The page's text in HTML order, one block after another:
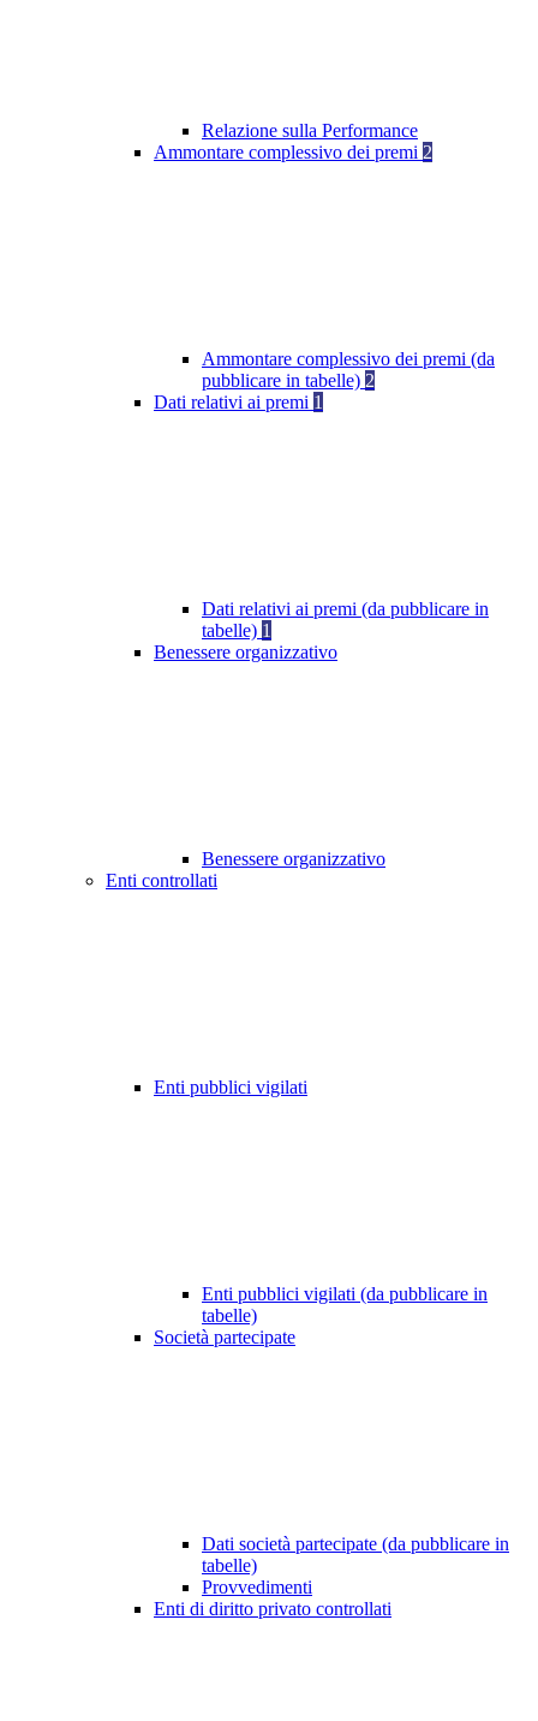
Relazione sulla Performance
Ammontare complessivo dei premi 2
Ammontare complessivo dei premi (da
pubblicare in tabelle) 2
Dati relativi ai premi 1
Dati relativi ai premi (da pubblicare in
tabelle) 1
Benessere organizzativo
Benessere organizzativo
Enti controllati
Enti pubblici vigilati
Enti pubblici vigilati (da pubblicare in
tabelle)
Società partecipate
Dati società partecipate (da pubblicare in
tabelle)
Provvedimenti
Enti di diritto privato controllati